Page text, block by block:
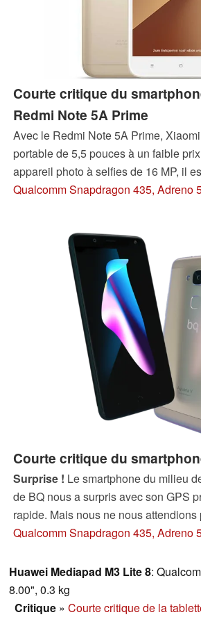
Courte critique du
Redmi Note 5A Prime
Avec le Redmi Note 5A Prime,
portable de 5,5 pouces à un faible
appareil photo à selfies de 16 MP, il
capteur infrarouge, tout en coûtant
Qualcomm Snapdragon 435, Adreno
Courte critique du
Surprise ! Le smartphone du milieu
de BQ nous a surpris avec son GPS
rapide. Mais nous ne nous attendions
performances plutôt faibles de son
Qualcomm Snapdragon 435, Adreno
Huawei Mediapad M3 Lite 8:
8.00", 0.3 kg
Critique » Courte critique de la